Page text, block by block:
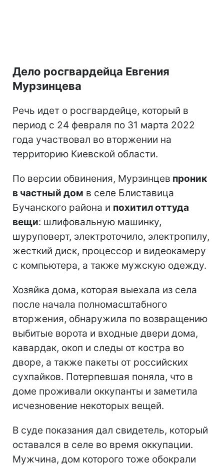
Дело росгвардейца Евгения
Мурзинцева
Речь идет о росгвардейце, который в
период с 24 февраля по 31 марта 2022
года участвовал во вторжении на
территорию Киевской области.
По версии обвинения, Мурзинцев проник
в частный дом в селе Блиставица
Бучанского района и похитил оттуда
вещи: шлифовальную машинку,
шуруповерт, электроточило, электропилу,
жесткий диск, процессор и видеокамеру
с компьютера, а также мужскую одежду.
Хозяйка дома, которая выехала из села
после начала полномасштабного
вторжения, обнаружила по возвращению
выбитые ворота и входные двери дома,
кавардак, окоп и следы от костра во
дворе, а также пакеты от российских
сухпайков. Потерпевшая поняла, что в
доме проживали оккупанты и заметила
исчезновение некоторых вещей.
В суде показания дал свидетель, который
оставался в селе во время оккупации.
Мужчина, дом которого тоже обокрали